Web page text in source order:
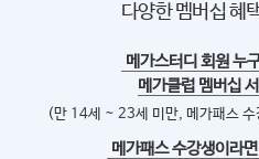
다양한 멤버십 혜
메가스터디 회원 누
메가클럽 멤버십
(만 14세 ~ 23세 미만, 메가패스 수
메가패스 수강생이라